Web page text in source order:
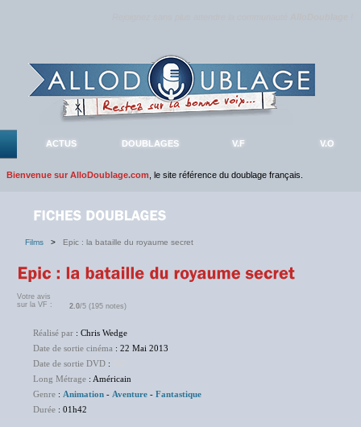
ACTUS DOUBLAGES V.F V.O
Bienvenue sur AlloDoublage.com , le site référence du doublage français.
Films > Epic : la bataille du royaume secret
Votre avis
sur la VF :
2.0/5 (195 notes)
Réalisé par : Chris Wedge
Date de sortie cinéma : 22 Mai 2013
Date de sortie DVD :
Long Métrage : Américain
Genre : Animation - Aventure - Fantastique
Durée : 01h42